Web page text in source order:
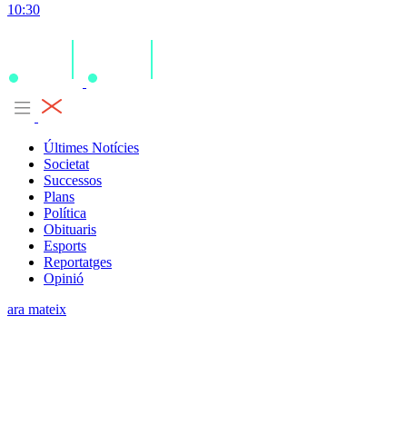
10:30
Últimes Notícies
Societat
Successos
Plans
Política
Obituaris
Esports
Reportatges
Opinió
ara mateix